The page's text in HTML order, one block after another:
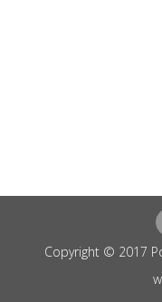
Copyright © 2017